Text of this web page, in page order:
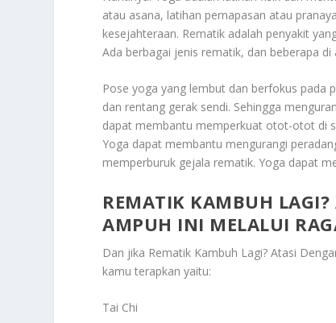
atau asana, latihan pernapasan atau
kesejahteraan. Rematik adalah penyakit
Ada berbagai jenis rematik, dan beberapa
Pose yoga yang lembut dan berfokus pada
dan rentang gerak sendi. Sehingga
dapat membantu memperkuat otot-otot di
Yoga dapat membantu mengurangi
memperburuk gejala rematik. Yoga dapat
REMATIK KAMBUH
AMPUH INI MELALUI
Dan jika Rematik Kambuh Lagi? Atasi
kamu terapkan yaitu:
Tai Chi